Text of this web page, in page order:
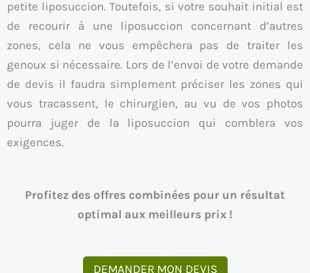
petite liposuccion. Toutefois, si votre souhait initial est
de recourir à une liposuccion concernant d’autres
zones, cela ne vous empêchera pas de traiter les
genoux si nécessaire. Lors de l’envoi de votre demande
de devis il faudra simplement préciser les zones qui
vous tracassent, le chirurgien, au vu de vos photos
pourra juger de la liposuccion qui comblera vos
exigences.
Profitez des offres combinées pour un résultat
optimal aux meilleurs prix !
DEMANDER MON DEVIS